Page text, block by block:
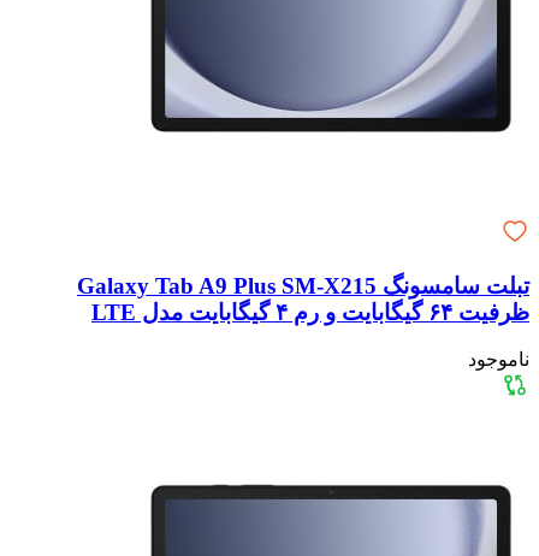
تبلت سامسونگ Galaxy Tab A9 Plus SM-X215
ظرفیت ۶۴ گیگابایت و رم ۴ گیگابایت مدل LTE
ناموجود